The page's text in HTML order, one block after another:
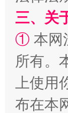
阿坝州
三、关
① 本网
所有。
上使
布在本